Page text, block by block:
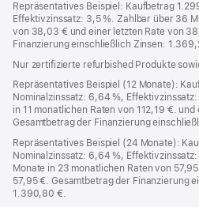
Repräsentatives Beispiel: Kaufbetrag
Effektivzinssatz: 3,5 %. Zahlbar über 36
von 38,03 € und einer letzten Rate von
Finanzierung einschließlich Zinsen:
Nur zertifizierte refurbished Produkte
Repräsentatives Beispiel (12 Monate):
Nominalzinssatz: 6,64 %,
in 11 monatlichen Raten von 112,19 €.
Gesamtbetrag der Finanzierung
Repräsentatives Beispiel (24 Monate):
Nominalzinssatz: 6,64 %,
Monate in 23 monatlichen Raten von
57,95 €. Gesamtbetrag der Finanzierung
1.390,80 €.